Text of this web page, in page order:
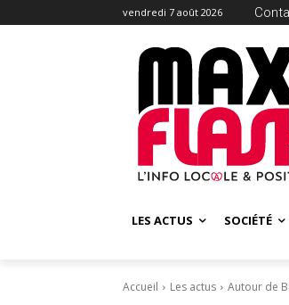
vendredi 7 août 2026
LES ACTUS SOCIÉTÉ
Accueil Les actus Autour de